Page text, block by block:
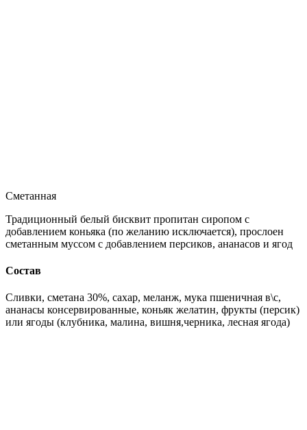
Сметанная
Традиционный белый бисквит пропитан сиропом с
добавлением коньяка (по желанию исключается), прослоен
сметанным муссом с добавлением персиков, ананасов и ягод
Состав
Сливки, сметана 30%, сахар, меланж, мука пшеничная в\с,
ананасы консервированные, коньяк желатин, фрукты (персик)
или ягоды (клубника, малина, вишня,черника, лесная ягода)